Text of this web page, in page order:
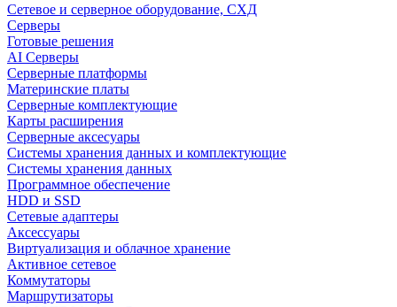
Сетевое и серверное оборудование, СХД
Cерверы
Готовые решения
AI Серверы
Серверные платформы
Материнские платы
Серверные комплектующие
Карты расширения
Серверные аксесуары
Системы хранения данных и комплектующие
Системы хранения данных
Программное обеспечение
HDD и SSD
Сетевые адаптеры
Аксессуары
Виртуализация и облачное хранение
Активное сетевое
Коммутаторы
Маршрутизаторы